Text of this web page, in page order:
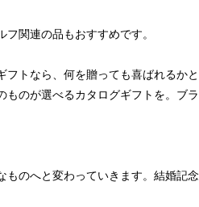
関連の品もおすすめです。
トなら、何を贈っても喜ばれるかと
のが選べるカタログギフトを。ブラ
のへと変わっていきます。結婚記念